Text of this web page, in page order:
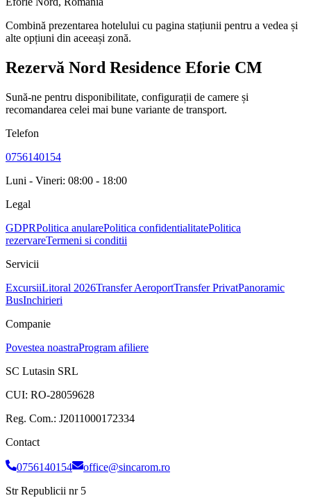
Combină prezentarea hotelului cu pagina stațiunii pentru a vedea și
alte opțiuni din aceeași zonă.
Rezervă Nord Residence Eforie CM
Sună-ne pentru disponibilitate, configurații de camere și
recomandarea celei mai bune variante de transport.
Telefon
0756140154
Luni - Vineri: 08:00 - 18:00
Legal
GDPRPolitica anularePolitica confidentialitatePolitica
rezervareTermeni si conditii
Servicii
ExcursiiLitoral 2026Transfer AeroportTransfer PrivatPanoramic
BusInchirieri
Companie
Povestea noastraProgram afiliere
SC Lutasin SRL
CUI: RO-28059628
Reg. Com.: J2011000172334
Contact
0756140154
office@sincarom.ro
Str Republicii nr 5